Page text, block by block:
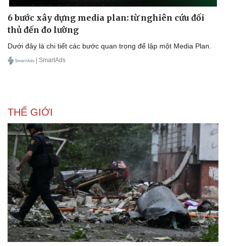
6 bước xây dựng media plan: từ nghiên cứu đối
thủ đến đo lường
Dưới đây là chi tiết các bước quan trọng để lập một Media Plan.
| SmartAds
THẾ GIỚI